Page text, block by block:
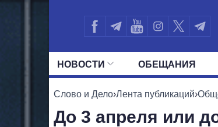
НОВОСТИ ОБЕЩАНИЯ
ВСЕ ПОЛИТИКИ
Слово и Дело›Лента публикаций›
До 3 апреля или